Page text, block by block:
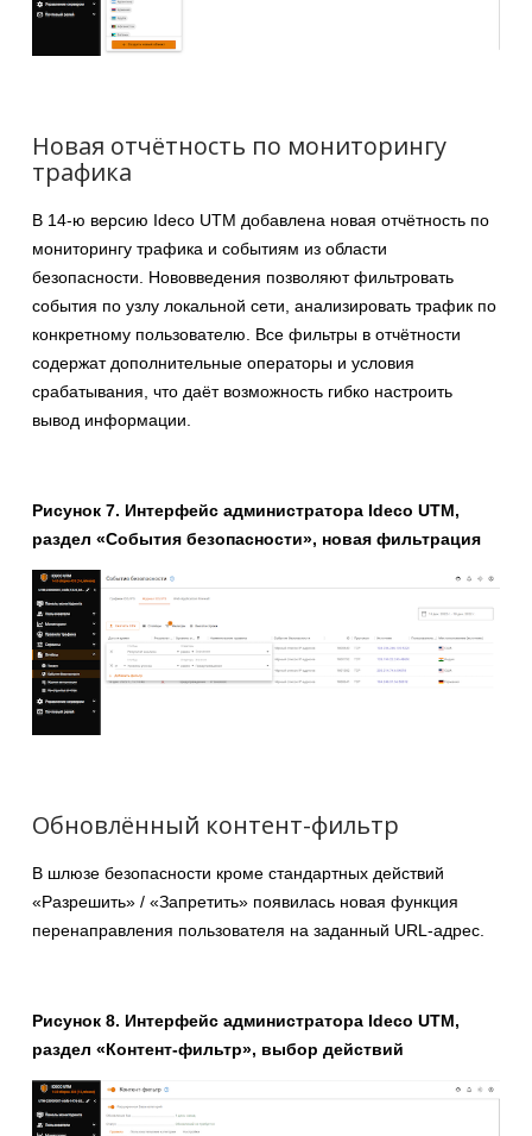
Новая отчётность по мониторингу
трафика
В 14-ю версию Ideco UTM добавлена новая отчётность по
мониторингу трафика и событиям из области
безопасности. Нововведения позволяют фильтровать
события по узлу локальной сети, анализировать трафик по
конкретному пользователю. Все фильтры в отчётности
содержат дополнительные операторы и условия
срабатывания, что даёт возможность гибко настроить
вывод информации.
Рисунок 7. Интерфейс администратора Ideco UTM,
раздел «События безопасности», новая фильтрация
Обновлённый контент-фильтр
В шлюзе безопасности кроме стандартных действий
«Разрешить» / «Запретить» появилась новая функция
перенаправления пользователя на заданный URL-адрес.
Рисунок 8. Интерфейс администратора Ideco UTM,
раздел «Контент-фильтр», выбор действий